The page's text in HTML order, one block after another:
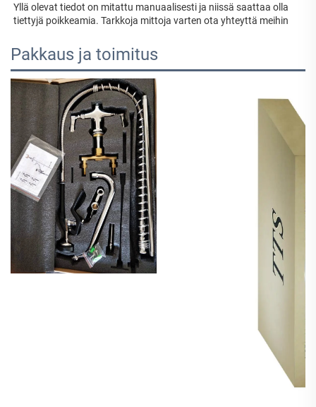
Yllä olevat tiedot on mitattu manuaalisesti ja niissä saattaa olla
tiettyjä poikkeamia. Tarkkoja mittoja varten ota yhteyttä meihin
Pakkaus ja toimitus